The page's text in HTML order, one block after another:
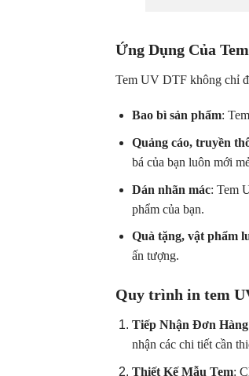
Ứng Dụng Của
Tem UV DTF không chỉ
Bao bì sản phẩm:
Quảng cáo, truyền
bá của bạn luôn mới
Dán nhãn mác: Tem
phẩm của bạn.
Quà tặng, vật phẩm
ấn tượng.
Quy trình in tem
Tiếp Nhận Đơn Hàng
nhận các chi tiết cần
Thiết Kế Mẫu Tem: